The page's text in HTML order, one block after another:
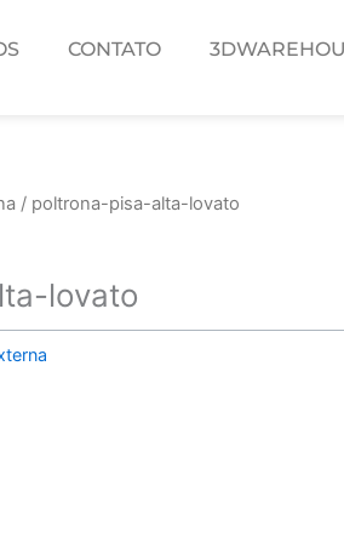
CONTATO
/ poltrona-pisa-alta-lovato
lovato